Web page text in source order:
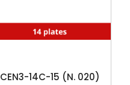
CEN3-14C-15 (N. 020)